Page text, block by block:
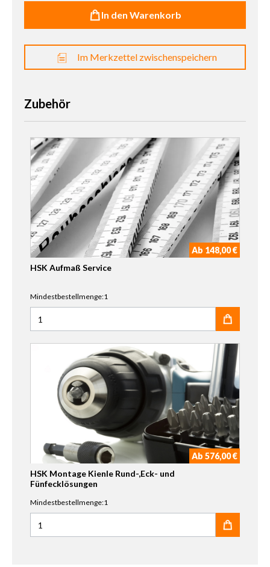
In den Warenkorb
Im Merkzettel zwischenspeichern
Zubehör
Ab 148,00 €
HSK Aufmaß Service
Mindestbestellmenge:1
Anzahl für HSK Aufmaß Service
Ab 576,00 €
HSK Montage Kienle Rund-,Eck- und
Fünfecklösungen
Mindestbestellmenge:1
Anzahl für HSK Montage Kienle Rund-,Eck- und